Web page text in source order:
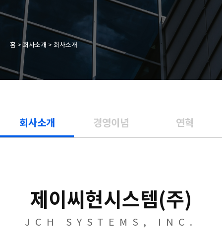
홈 >회사소개 > 회사소개
회사소개 경영이념 연혁
제이씨현시스템(주)
JCH SYSTEMS, INC.